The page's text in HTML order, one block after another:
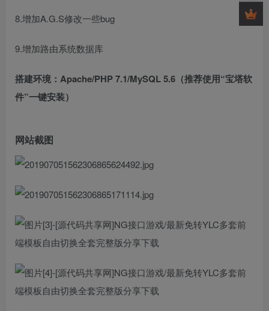
8.增加A.G.S修改一些bug
9.增加路由系统数据库
搭建环境： Apache/PHP 7.1/MySQL 5.6（推荐使用“宝塔软
件”一键安装）
网站截图